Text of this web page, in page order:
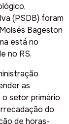
(PSDB) foram
Bageston
está no
no RS.
as
o setor primário
do
de horas-